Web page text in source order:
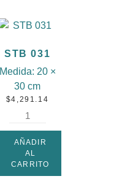
STB 031
Medida: 20 ×
30 cm
$4,291.14
AÑADIR
AL
CARRITO